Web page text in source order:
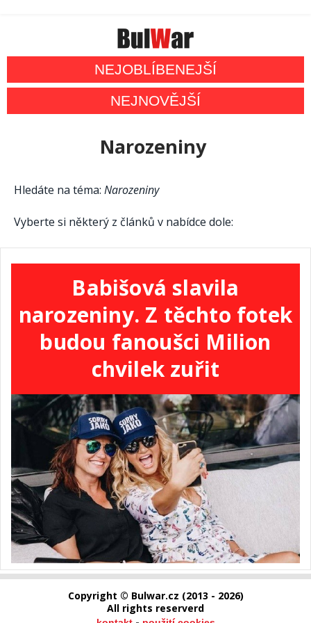
NEJOBLÍBENEJŠÍ
NEJNOVĚJŠÍ
Narozeniny
Hledáte na téma: Narozeniny
Vyberte si některý z článků v nabídce dole:
Babišová slavila
narozeniny. Z těchto fotek
budou fanoušci Milion
chvilek zuřit
Copyright © Bulwar.cz (2013 - 2026)
All rights reserverd